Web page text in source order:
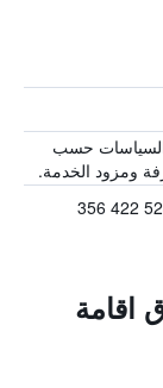
حسب
ومزود الخدمة.
اقامة